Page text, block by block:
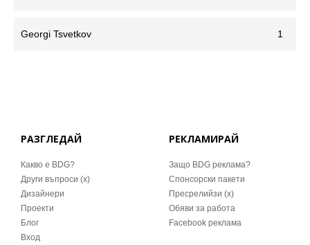
Georgi Tsvetkov 1
РАЗГЛЕДАЙ
Какво е BDG?
Други въпроси (x)
Дизайнери
Проекти
Блог
Вход
РЕКЛАМИРАЙ
Защо BDG реклама?
Спонсорски пакети
Пресрелийзи (x)
Обяви за работа
Facebook реклама